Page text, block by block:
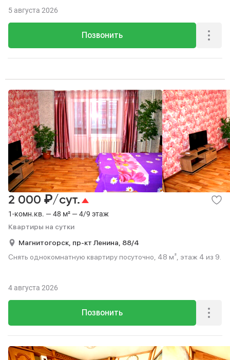
Позвонить
5 августа 2026
1-комн.кв. — 48 м² — 4/9 этаж
Квартиры на сутки
2 000 ₽/сут.
Магнитогорск, пр-кт Ленина, 88/4
Снять однокомнатную квартиру посуточно, 48 м², этаж 4 из 9.
Позвонить
4 августа 2026